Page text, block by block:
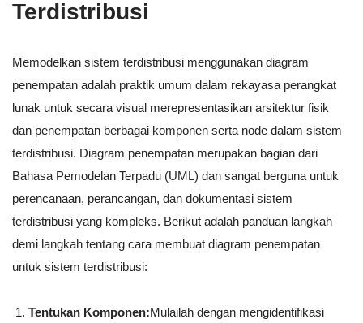
Terdistribusi
Memodelkan sistem terdistribusi menggunakan diagram
penempatan adalah praktik umum dalam rekayasa perangkat
lunak untuk secara visual merepresentasikan arsitektur fisik
dan penempatan berbagai komponen serta node dalam sistem
terdistribusi. Diagram penempatan merupakan bagian dari
Bahasa Pemodelan Terpadu (UML) dan sangat berguna untuk
perencanaan, perancangan, dan dokumentasi sistem
terdistribusi yang kompleks. Berikut adalah panduan langkah
demi langkah tentang cara membuat diagram penempatan
untuk sistem terdistribusi:
Tentukan Komponen:Mulailah dengan mengidentifikasi